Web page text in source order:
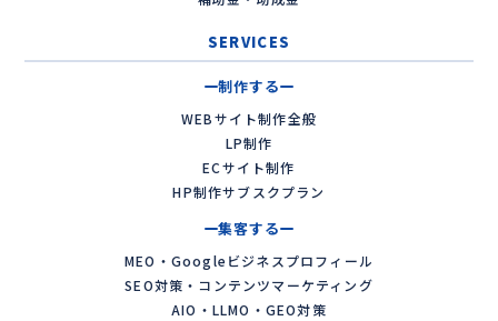
SERVICES
制作する
WEBサイト制作全般
LP制作
ECサイト制作
HP制作サブスクプラン
集客する
MEO・Googleビジネスプロフィール
SEO対策・コンテンツマーケティング
AIO・LLMO・GEO対策